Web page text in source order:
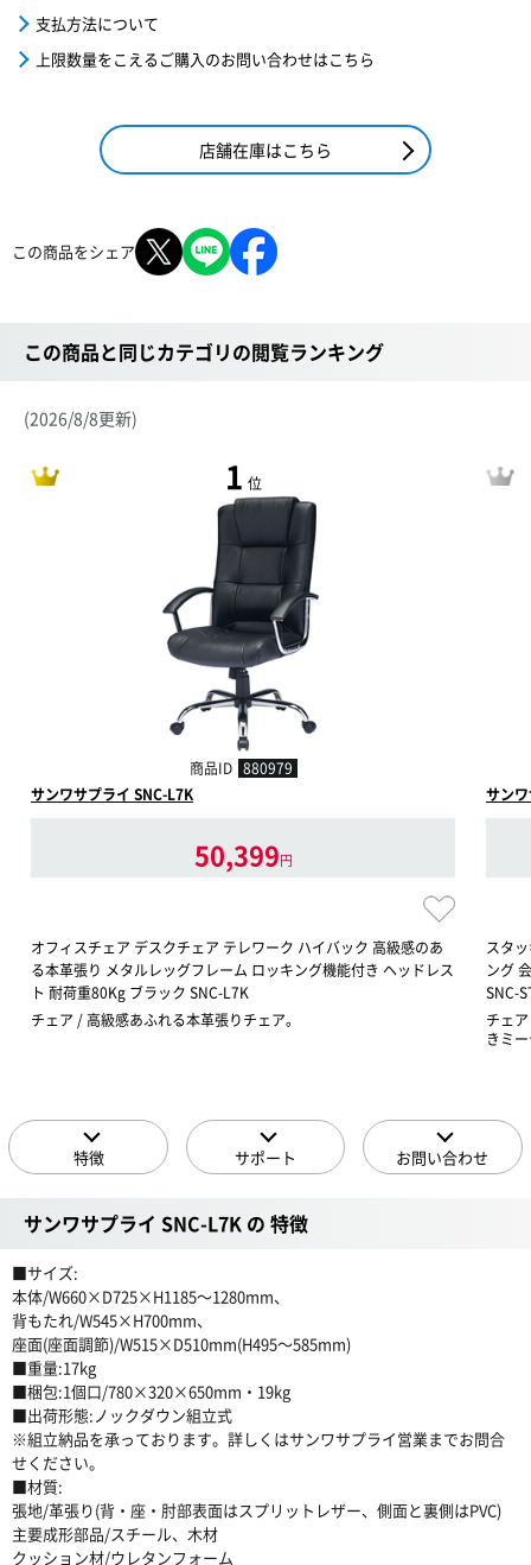
支払方法について
上限数量をこえるご購入のお問い合わせはこちら
店舗在庫はこちら
この商品をシェア
この商品と同じカテゴリの閲覧ランキング
(2026/8/8更新)
1 位
商品ID 880979
サンワサプライ SNC-L7K
50,399円
オフィスチェア デスクチェア テレワーク ハイバック 高級感のあ
る本革張り メタルレッグフレーム ロッキング機能付き ヘッドレス
ト 耐荷重80Kg ブラック SNC-L7K
チェア / 高級感あふれる本革張りチェア。
サン
スタ
ング
SNC-
チェ
きミ
特徴 サポート お問い合わせ
サンワサプライ SNC-L7K の 特徴
■サイズ:
本体/W660×D725×H1185〜1280mm、
背もたれ/W545×H700mm、
座面(座面調節)/W515×D510mm(H495〜585mm)
■重量:17kg
■梱包:1個口/780×320×650mm・19kg
■出荷形態:ノックダウン組立式
※組立納品を承っております。詳しくはサンワサプライ営業までお問合
せください。
■材質:
張地/革張り(背・座・肘部表面はスプリットレザー、側面と裏側はPVC)
主要成形部品/スチール、木材
クッション材/ウレタンフォーム